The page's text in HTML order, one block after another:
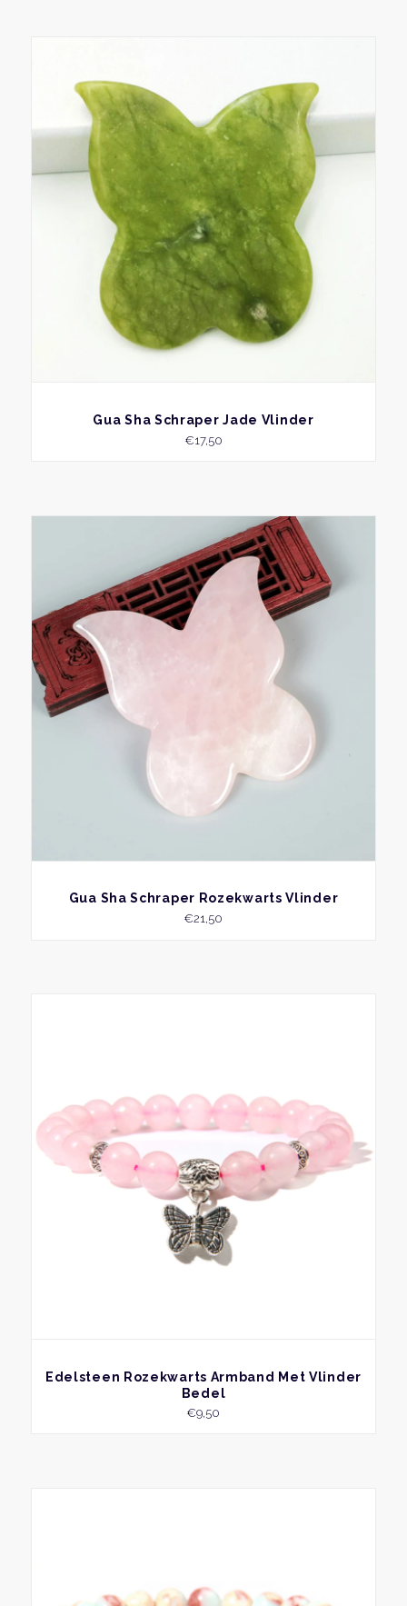
BEKIJK
Gua Sha Schraper Jade Vlinder
€17,50
BEKIJK
Gua Sha Schraper Rozekwarts Vlinder
€21,50
BEKIJK
Edelsteen Rozekwarts Armband Met Vlinder
Bedel
€9,50